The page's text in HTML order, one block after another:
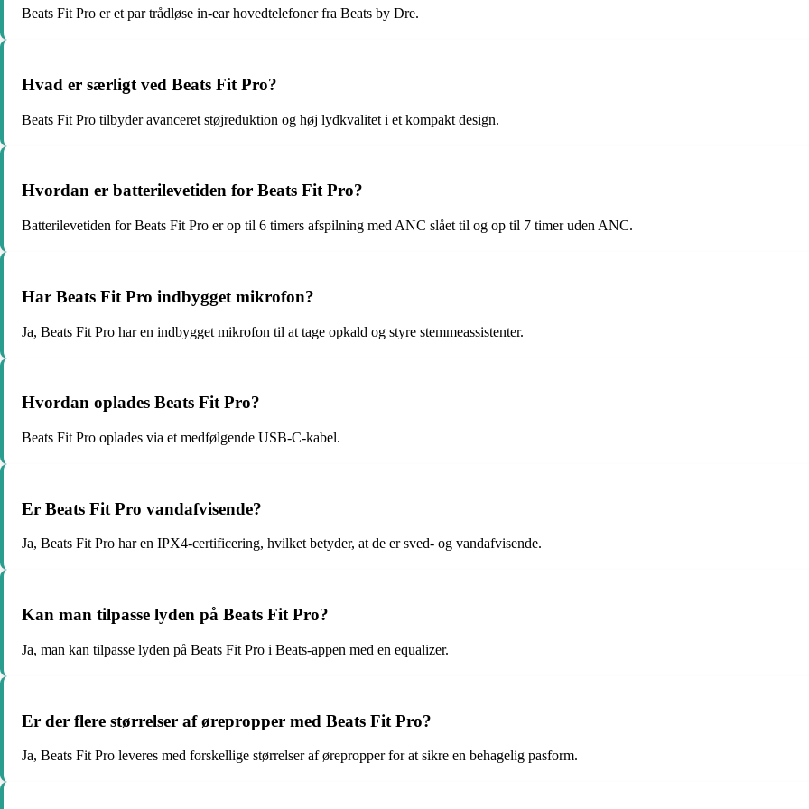
Beats Fit Pro er et par trådløse in-ear hovedtelefoner fra Beats by Dre.
Hvad er særligt ved Beats Fit Pro?
Beats Fit Pro tilbyder avanceret støjreduktion og høj lydkvalitet i et kompakt design.
Hvordan er batterilevetiden for Beats Fit Pro?
Batterilevetiden for Beats Fit Pro er op til 6 timers afspilning med ANC slået til og op til 7 timer uden ANC.
Har Beats Fit Pro indbygget mikrofon?
Ja, Beats Fit Pro har en indbygget mikrofon til at tage opkald og styre stemmeassistenter.
Hvordan oplades Beats Fit Pro?
Beats Fit Pro oplades via et medfølgende USB-C-kabel.
Er Beats Fit Pro vandafvisende?
Ja, Beats Fit Pro har en IPX4-certificering, hvilket betyder, at de er sved- og vandafvisende.
Kan man tilpasse lyden på Beats Fit Pro?
Ja, man kan tilpasse lyden på Beats Fit Pro i Beats-appen med en equalizer.
Er der flere størrelser af ørepropper med Beats Fit Pro?
Ja, Beats Fit Pro leveres med forskellige størrelser af ørepropper for at sikre en behagelig pasform.